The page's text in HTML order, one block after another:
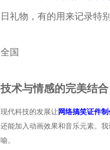
日礼物，有的用来记录特
全国
技术与情感的完美结合
现代科技的发展让网络搞笑证件
还能加入动画效果和音乐元素。
喻。